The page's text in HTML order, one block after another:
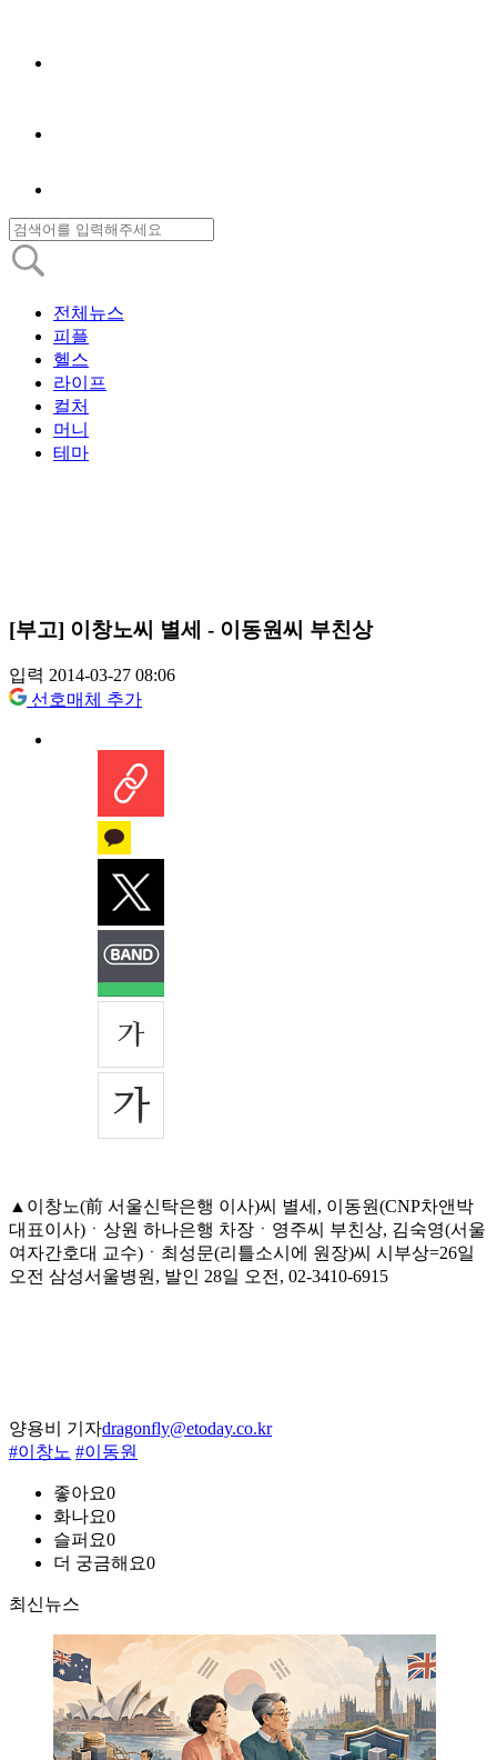
전체뉴스
피플
헬스
라이프
컬처
머니
테마
[부고] 이창노씨 별세 - 이동원씨 부친상
입력 2014-03-27 08:06
선호매체 추가
▲이창노(前 서울신탁은행 이사)씨 별세, 이동원(CNP차앤박
대표이사)ㆍ상원 하나은행 차장ㆍ영주씨 부친상, 김숙영(서울
여자간호대 교수)ㆍ최성문(리틀소시에 원장)씨 시부상=26일
오전 삼성서울병원, 발인 28일 오전, 02-3410-6915
양용비 기자dragonfly@etoday.co.kr
#이창노 #이동원
좋아요0
화나요0
슬퍼요0
더 궁금해요0
최신뉴스